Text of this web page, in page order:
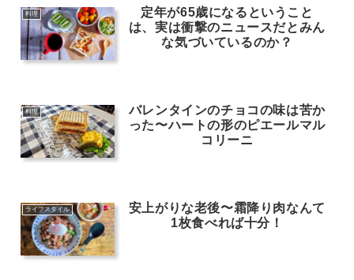
料理
定年が65歳になるということ
は、実は衝撃のニュースだとみん
な気づいているのか？
料理
バレンタインのチョコの味は苦か
った〜ハートの形のピエールマル
コリーニ
ライフスタイル
安上がりな老後〜霜降り肉なんて
1枚食べれば十分！